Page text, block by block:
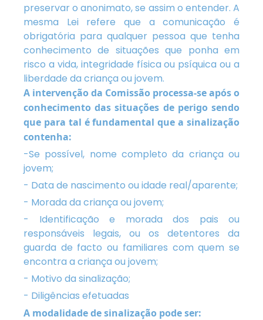
preservar o anonimato, se assim o entender. A
mesma Lei refere que a comunicação é
obrigatória para qualquer pessoa que tenha
conhecimento de situações que ponha em
risco a vida, integridade física ou psíquica ou a
liberdade da criança ou jovem.
A intervenção da Comissão processa-se após o
conhecimento das situações de perigo sendo
que para tal é fundamental que a sinalização
contenha:
-Se possível, nome completo da criança ou
jovem;
- Data de nascimento ou idade real/aparente;
- Morada da criança ou jovem;
- Identificação e morada dos pais ou
responsáveis legais, ou os detentores da
guarda de facto ou familiares com quem se
encontra a criança ou jovem;
- Motivo da sinalização;
- Diligências efetuadas
A modalidade de sinalização pode ser: